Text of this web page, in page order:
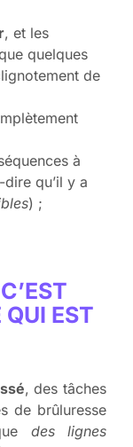
, et les
quelques
de
à
qu’il y a
) ;
QUI EST
, des tâches
de brûluresse
des lignes